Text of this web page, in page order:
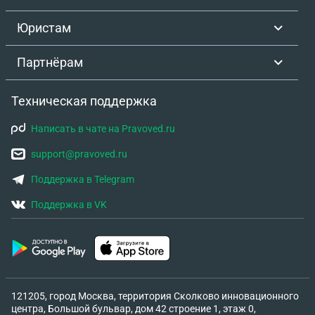
Юристам
Партнёрам
Техническая поддержка
Написать в чате на Pravoved.ru
support@pravoved.ru
Поддержка в Telegram
Поддержка в VK
121205, город Москва, территория Сколково инновационного
центра, Большой бульвар, дом 42 строение 1, этаж 0,